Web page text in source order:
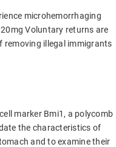
microhemorrhaging
Voluntary returns are
removing illegal immigrants
marker Bmi1, a polycomb
the characteristics of
and to examine their